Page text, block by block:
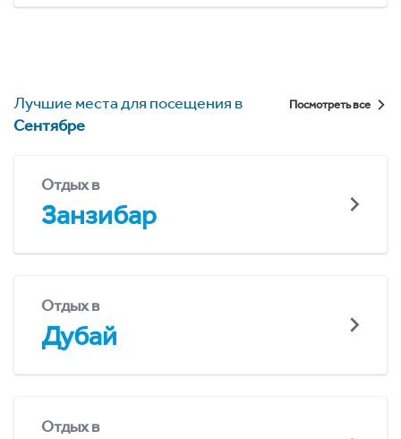
Лучшие места для посещения в
Сентябре
Посмотреть все
Отдых в
Занзибар
Отдых в
Дубай
Отдых в